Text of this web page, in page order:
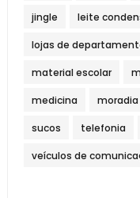
jingle leite
lojas de
material escolar
medicina moradia
sucos telefonia
veículos de